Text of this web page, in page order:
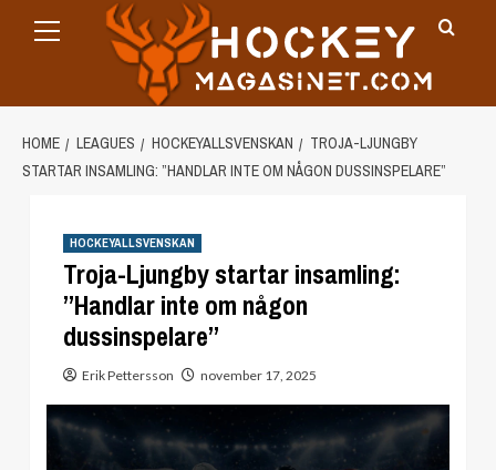
Menu
HOME LEAGUES HOCKEYALLSVENSKAN
TROJA-LJUNGBY
STARTAR INSAMLING: ”HANDLAR INTE OM NÅGON DUSSINSPELARE”
HOCKEYALLSVENSKAN
Troja-Ljungby startar insamling:
”Handlar inte om någon
dussinspelare”
Erik Pettersson november 17, 2025